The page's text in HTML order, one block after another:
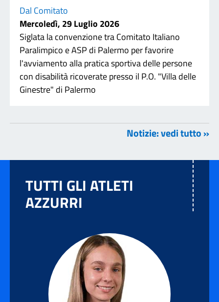
Dal Comitato
Mercoledì, 29 Luglio 2026
Siglata la convenzione tra Comitato Italiano
Paralimpico e ASP di Palermo per favorire
l'avviamento alla pratica sportiva delle persone
con disabilità ricoverate presso il P.O. "Villa delle
Ginestre" di Palermo
Notizie: vedi tutto »
TUTTI GLI ATLETI
AZZURRI